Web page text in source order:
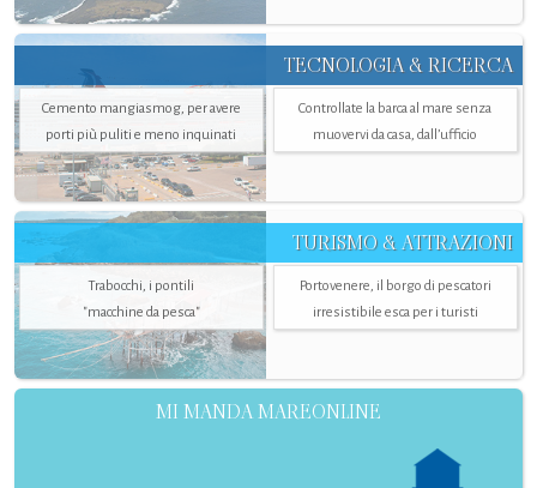
TECNOLOGIA & RICERCA
Cemento mangiasmog, per avere
porti più puliti e meno inquinati
Controllate la barca al mare senza
muovervi da casa, dall’ufficio
TURISMO & ATTRAZIONI
Trabocchi, i pontili
"macchine da pesca"
Portovenere, il borgo di pescatori
irresistibile esca per i turisti
MI MANDA MAREONLINE